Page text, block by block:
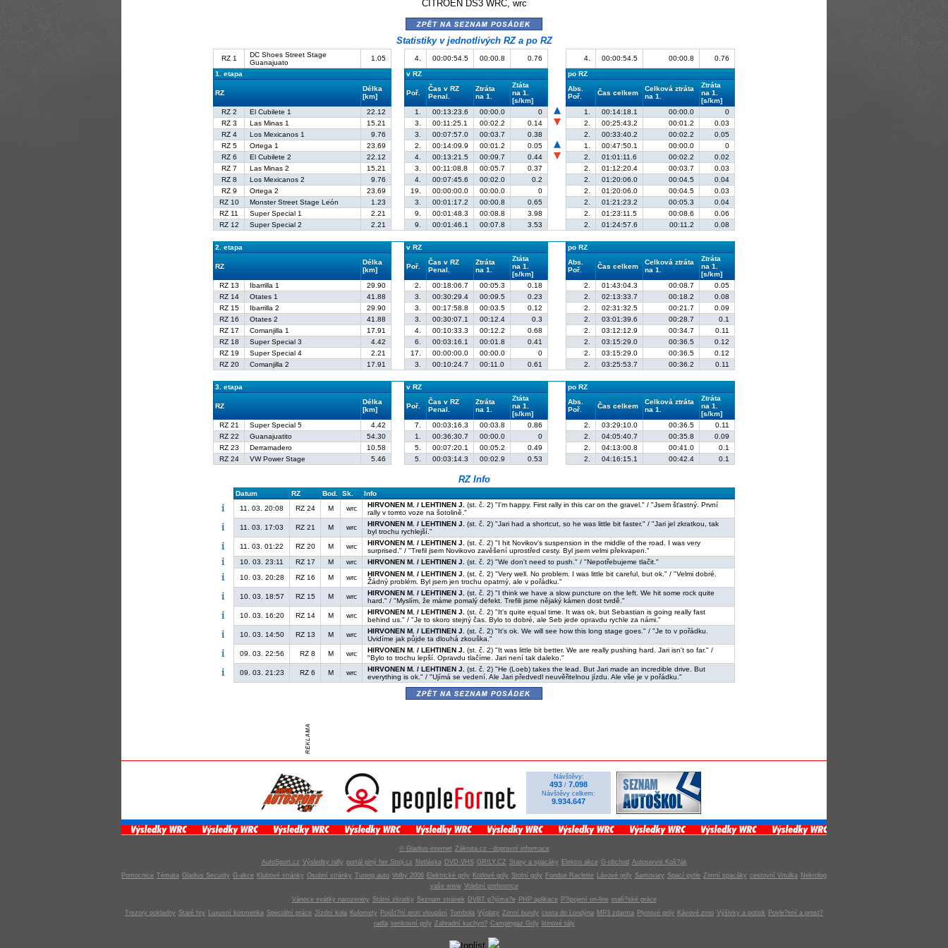
CITROËN DS3 WRC, wrc
zpět na seznam posádek
Statistiky v jednotlivých RZ a po RZ
RZ 1
DC Shoes Street Stage
Guanajuato
1.05 4. 00:00:54.5 00:00.8 0.76 4. 00:00:54.5 00:00.8
0.76
1. etapa
v RZ po RZ
RZ
Délka
[km]
Poř.
Čas v RZ
Penal.
Ztráta
na 1.
Ztáta
na 1.
[s/km]
Abs.
Poř.
Čas celkem
Celková ztráta
na 1.
Ztráta
na 1.
[s/km]
RZ 2
El Cubilete 1 22.12 1. 00:13:23.6 00:00.0 0 1. 00:14:18.1 00:00.0
0
RZ 3
Las Minas 1 15.21 3. 00:11:25.1 00:02.2 0.14 2. 00:25:43.2 00:01.2
0.03
RZ 4
Los Mexicanos 1 9.76 3. 00:07:57.0 00:03.7 0.38 2. 00:33:40.2 00:02.2
0.05
RZ 5
Ortega 1 23.69 2. 00:14:09.9 00:01.2 0.05 1. 00:47:50.1 00:00.0
0
RZ 6
El Cubilete 2 22.12 4. 00:13:21.5 00:09.7 0.44 2. 01:01:11.6 00:02.2
0.02
RZ 7
Las Minas 2 15.21 3. 00:11:08.8 00:05.7 0.37 2. 01:12:20.4 00:03.7
0.03
RZ 8
Los Mexicanos 2 9.76 4. 00:07:45.6 00:02.0 0.2 2. 01:20:06.0 00:04.5
0.04
RZ 9
Ortega 2 23.69 19. 00:00:00.0 00:00.0 0 2. 01:20:06.0 00:04.5
0.03
RZ 10
Monster Street Stage León 1.23 3. 00:01:17.2 00:00.8 0.65 2. 01:21:23.2 00:05.3
0.04
RZ 11
Super Special 1 2.21 9. 00:01:48.3 00:08.8 3.98 2. 01:23:11.5 00:08.6
0.06
RZ 12
Super Special 2 2.21 9. 00:01:46.1 00:07.8 3.53 2. 01:24:57.6 00:11.2 0.08
2. etapa v RZ po RZ
RZ
Délka
[km]
Poř.
Čas v RZ
Penal.
Ztráta
na 1.
Ztáta
na 1.
[s/km]
Abs.
Poř.
Čas celkem
Celková ztráta
na 1.
Ztráta
na 1.
[s/km]
RZ 13
Ibarrilla 1 29.90 2. 00:18:06.7 00:05.3 0.18 2. 01:43:04.3 00:08.7
0.05
RZ 14
Otates 1 41.88 3. 00:30:29.4 00:09.5 0.23 2. 02:13:33.7 00:18.2
0.08
RZ 15
Ibarrilla 2 29.90 3. 00:17:58.8 00:03.5 0.12 2. 02:31:32.5 00:21.7
0.09
RZ 16
Otates 2 41.88 3. 00:30:07.1 00:12.4 0.3 2. 03:01:39.6 00:28.7
0.1
RZ 17
Comanjilla 1 17.91 4. 00:10:33.3 00:12.2 0.68 2. 03:12:12.9 00:34.7
0.11
RZ 18
Super Special 3 4.42 6. 00:03:16.1 00:01.8 0.41 2. 03:15:29.0 00:36.5
0.12
RZ 19
Super Special 4 2.21 17. 00:00:00.0 00:00.0 0 2. 03:15:29.0 00:36.5
0.12
RZ 20
Comanjilla 2 17.91 3. 00:10:24.7 00:11.0 0.61 2. 03:25:53.7 00:36.2 0.11
3. etapa v RZ po RZ
RZ
Délka
[km]
Poř.
Čas v RZ
Penal.
Ztráta
na 1.
Ztáta
na 1.
[s/km]
Abs.
Poř.
Čas celkem
Celková ztráta
na 1.
Ztráta
na 1.
[s/km]
RZ 21
Super Special 5 4.42 7. 00:03:16.3 00:03.8 0.86 2. 03:29:10.0 00:36.5
0.11
RZ 22
Guanajuatito 54.30 1. 00:36:30.7 00:00.0 0 2. 04:05:40.7 00:35.8
0.09
RZ 23
Derramadero 10.58 5. 00:07:20.1 00:05.2 0.49 2. 04:13:00.8 00:41.0
0.1
RZ 24
VW Power Stage 5.46 5. 00:03:14.3 00:02.9 0.53 2. 04:16:15.1 00:42.4 0.1
RZ Info
Datum RZ Bod. Sk.
Info
11. 03. 20:08
RZ 24 M wrc HIRVONEN M. / LEHTINEN J.
(st. č. 2) "I'm happy. First rally in this car on the gravel." / "Jsem šťastný. První
rally v tomto voze na šotolině."
11. 03. 17:03
RZ 21 M wrc HIRVONEN M. / LEHTINEN J.
(st. č. 2) "Jari had a shortcut, so he was little bit faster." / "Jari jel zkratkou, tak
byl trochu rychlejší."
11. 03. 01:22
RZ 20 M wrc HIRVONEN M. / LEHTINEN J.
(st. č. 2) "I hit Novikov's suspension in the middle of the road. I was very
surprised." / "Trefil jsem Novikovo zavěšení uprostřed cesty. Byl jsem velmi překvapen."
10. 03. 23:11
RZ 17 M wrc HIRVONEN M. / LEHTINEN J.
(st. č. 2) "We don't need to push." / "Nepotřebujeme tlačit."
10. 03. 20:28
RZ 16 M wrc HIRVONEN M. / LEHTINEN J.
(st. č. 2) "Very well. No problem. I was little bit careful, but ok." / "Velmi dobré.
Žádný problém. Byl jsem jen trochu opatrný, ale v pořádku."
10. 03. 18:57
RZ 15 M wrc HIRVONEN M. / LEHTINEN J.
(st. č. 2) "I think we have a slow puncture on the left. We hit some rock quite
hard." / "Myslím, že máme pomalý defekt. Trefili jsme nějaký kámen dost tvrdě."
10. 03. 16:20
RZ 14 M wrc HIRVONEN M. / LEHTINEN J.
(st. č. 2) "It's quite equal time. It was ok, but Sebastian is going really fast
behind us." / "Je to skoro stejný čas. Bylo to dobré, ale Seb jede opravdu rychle za námi."
10. 03. 14:50
RZ 13 M wrc HIRVONEN M. / LEHTINEN J.
(st. č. 2) "It's ok. We will see how this long stage goes." / "Je to v pořádku.
Uvidíme jak půjde ta dlouhá zkouška."
09. 03. 22:56
RZ 8 M wrc HIRVONEN M. / LEHTINEN J.
(st. č. 2) "It was little bit better. We are really pushing hard. Jari isn't so far." /
"Bylo to trochu lepší. Opravdu tlačíme. Jari není tak daleko."
09. 03. 21:23
RZ 6 M wrc HIRVONEN M. / LEHTINEN J.
(st. č. 2) "He (Loeb) takes the lead. But Jari made an incredible drive. But
everything is ok." / "Ujímá se vedení. Ale Jari předvedl neuvěřitelnou jízdu. Ale vše je v pořádku."
zpět na seznam posádek
Návštěvy:
493 /7.098
Návštěvy celkem:
9.934.647
© Gladius-internet Zákruta.cz - dopravní informace
AutoSport.cz Výsledky rally portál plný her Stroj.cz Netláska DVD-VHS GRILY.CZ Stany a spacáky Elektro akce G-obchod Autoservis Koš?ák
Pomocnice Témata Gladius Security G-akce Klubové stránky Osobní stránky Tuning auto Volby 2006 Elektrické grily Kotlové grily Stolní grily Fondue Raclette Lávové grily Samovary Spací pytle Zimní spacáky cestovní Vrtulka Nekrolog
vaše www Volební preference
Vánoce svátky narozeniny Státní zkratky Seznam stránek DVBT p?ijíma?e PHP aplikace P?ipojení on-line malí?ské práce
Trezory pokladny Staré hry Luxusní kosmetika Speciální práce Jízdní kola Kulomety Pojišt?ní proti vloupání Tombola Výplaty Zimní bundy cesta do Londýna MP3 zdarma Plynové grily Kávové zrno Výšivky a potisk
Povle?ení a prost?
radla venkovní grily Zahradní kuchyn? Campingaz Grily litinové tály